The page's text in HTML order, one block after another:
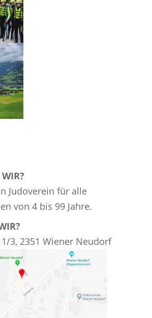
Judoverein für alle
von 4 bis 99 Jahre.
3, 2351 Wiener Neudorf